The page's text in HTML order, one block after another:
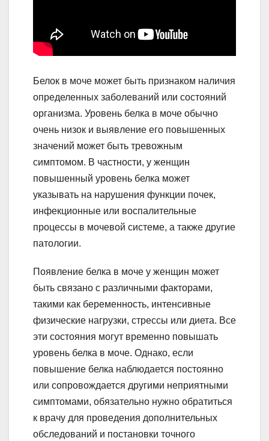
Белок в моче может быть признаком наличия
определенных заболеваний или состояний
организма. Уровень белка в моче обычно
очень низок и выявление его повышенных
значений может быть тревожным
симптомом. В частности, у женщин
повышенный уровень белка может
указывать на нарушения функции почек,
инфекционные или воспалительные
процессы в мочевой системе, а также другие
патологии.
Появление белка в моче у женщин может
быть связано с различными факторами,
такими как беременность, интенсивные
физические нагрузки, стрессы или диета. Все
эти состояния могут временно повышать
уровень белка в моче. Однако, если
повышение белка наблюдается постоянно
или сопровождается другими неприятными
симптомами, обязательно нужно обратиться
к врачу для проведения дополнительных
обследований и постановки точного